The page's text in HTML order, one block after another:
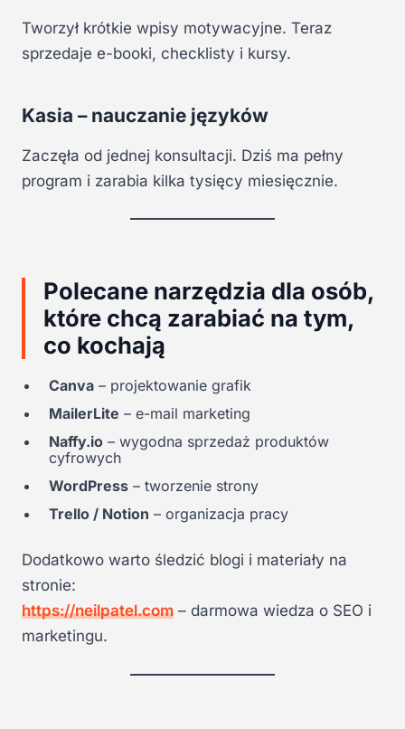
Tworzył krótkie wpisy motywacyjne. Teraz
sprzedaje e-booki, checklisty i kursy.
Kasia – nauczanie języków
Zaczęła od jednej konsultacji. Dziś ma pełny
program i zarabia kilka tysięcy miesięcznie.
Polecane narzędzia dla osób,
które chcą zarabiać na tym,
co kochają
Canva – projektowanie grafik
MailerLite – e-mail marketing
Naffy.io – wygodna sprzedaż produktów
cyfrowych
WordPress – tworzenie strony
Trello / Notion – organizacja pracy
Dodatkowo warto śledzić blogi i materiały na
stronie:
https://neilpatel.com – darmowa wiedza o SEO i
marketingu.